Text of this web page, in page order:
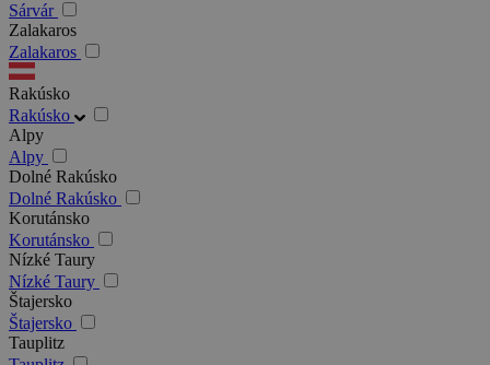
Sárvár
Zalakaros
Zalakaros
Rakúsko
Rakúsko
Alpy
Alpy
Dolné Rakúsko
Dolné Rakúsko
Korutánsko
Korutánsko
Nízké Taury
Nízké Taury
Štajersko
Štajersko
Tauplitz